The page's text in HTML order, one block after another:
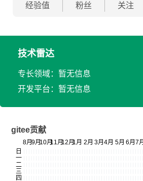
经验值 粉丝 关注
技术雷达
专长领域：暂无信息
开发平台：暂无信息
gitee贡献